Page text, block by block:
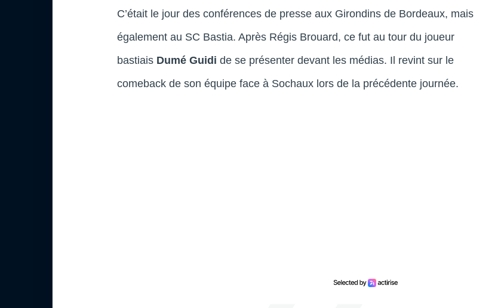
C’était le jour des conférences de presse aux Girondins de Bordeaux, mais
également au SC Bastia. Après Régis Brouard, ce fut au tour du joueur
bastiais Dumé Guidi de se présenter devant les médias. Il revint sur le
comeback de son équipe face à Sochaux lors de la précédente journée.